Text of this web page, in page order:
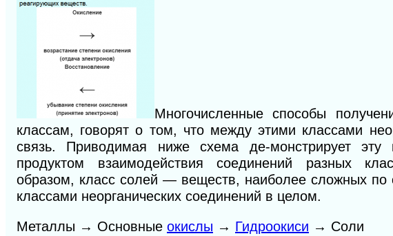
Многочисленные способы
классам, говорят о том, что между этими классами
связь. Приводимая ниже схема де-монстрирует
продуктом взаимодействия соединений разных
образом, класс солей — веществ, наиболее сложных
классами неорганических соединений в целом.
Металлы → Основные окислы → Гидроокиси → Соли